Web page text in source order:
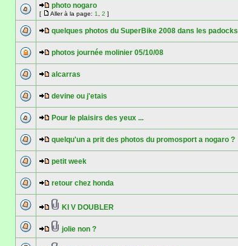
photo nogaro
[ Aller à la page: 1 2 ]
quelques photos du SuperBike 2008 dans les padocks
photos journée molinier 05/10/08
alcarras
devine ou j'etais
Pour le plaisirs des yeux ...
quelqu'un a prit des photos du promosport a nogaro ?
petit week
retour chez honda
KI V DOUBLER
jolie non ?